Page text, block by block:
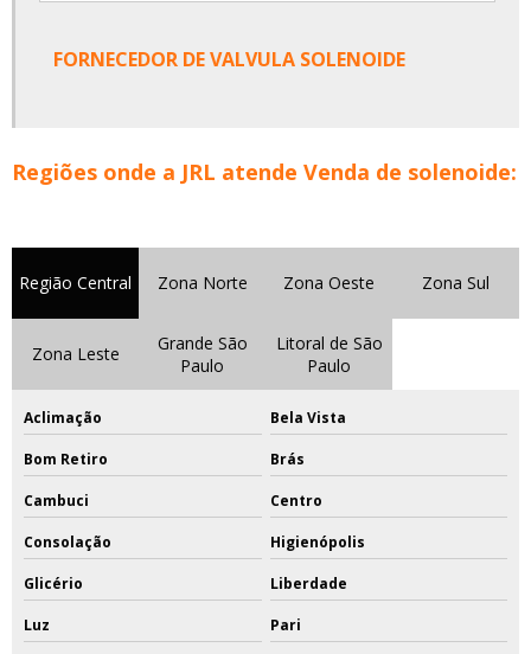
FORNECEDOR DE VALVULA SOLENOIDE
Regiões onde a JRL atende Venda de solenoide:
Região Central Zona Norte Zona Oeste Zona Sul
Zona Leste
Grande São
Paulo
Litoral de São
Paulo
Aclimação Bela Vista
Bom Retiro Brás
Cambuci Centro
Consolação Higienópolis
Glicério Liberdade
Luz Pari